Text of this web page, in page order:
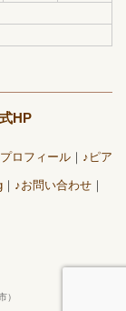
HP
ロフィール ♪ピア
♪お問い合わせ
市）